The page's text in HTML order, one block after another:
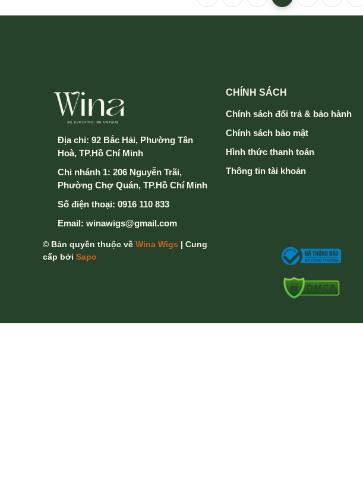
Địa chỉ: 92 Bắc Hải, Phường Tân
Hoà, TP.Hồ Chí Minh
Chi nhánh 1: 206 Nguyễn Trãi,
Phường Chợ Quán, TP.Hồ Chí Minh
Số điện thoại: 0916 110 833
Email: winawigs@gmail.com
© Bản quyền thuộc về Wina Wigs | Cung
cấp bởi Sapo
CHÍNH SÁCH
Chính sách đổi trả & bảo hành
Chính sách bảo mật
Hình thức thanh toán
Thông tin tài khoản